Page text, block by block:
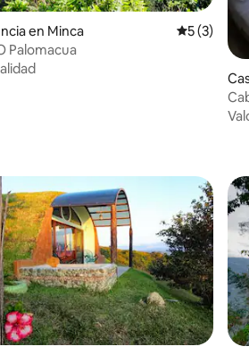
4.96 de 5; 183 evaluaciones
en Minca
5 (3)
Palomacua